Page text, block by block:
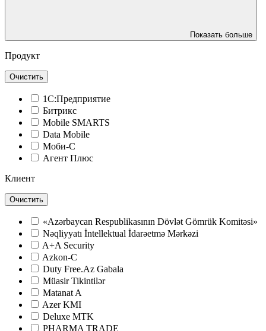
Показать больше
Продукт
Очистить
1С:Предприятие
Битрикс
Mobile SMARTS
Data Mobile
Моби-С
Агент Плюс
Клиент
Очистить
«Azərbaycan Respublikasının Dövlət Gömrük Komitəsi»
Nəqliyyatı İntellektual İdarəetmə Mərkəzi
A+A Security
Azkon-C
Duty Free.Az Gabala
Müasir Tikintilər
Matanat A
Azer KMI
Deluxe MTK
PHARMA TRADE